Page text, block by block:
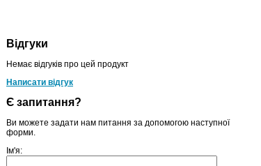
Відгуки
Немає відгуків про цей продукт
Написати відгук
Є запитання?
Ви можете задати нам питання за допомогою наступної
форми.
Ім'я: